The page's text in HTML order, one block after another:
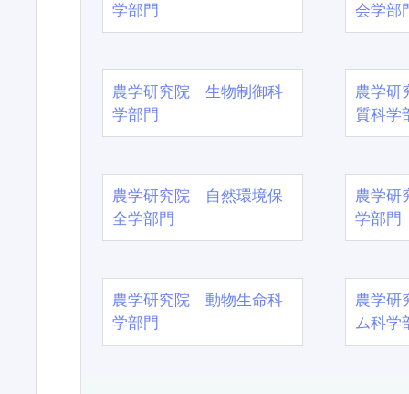
学部門
会学部
農学研究院 生物制御科
学部門
農学
質科学
農学研究院 自然環境保
全学部門
農学
学部門
農学研究院 動物生命科
学部門
農学
ム科学